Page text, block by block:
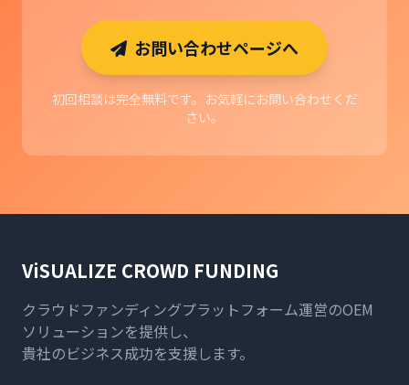
お問い合わせページへ
初回相談は完全無料です。お気軽にお問い合わせくだ
さい。
ViSUALIZE CROWD FUNDING
クラウドファンディングプラットフォーム運営のOEM
ソリューションを提供し、
貴社のビジネス成功を支援します。